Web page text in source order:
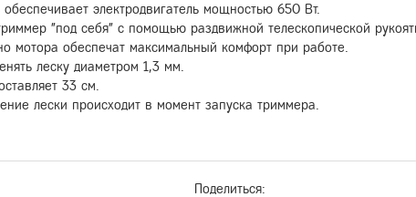
электродвигатель мощностью 650 Вт.
"под себя" с помощью раздвижной телескопической
мотора обеспечат максимальный комфорт при работе.
леску диаметром 1,3 мм.
33 см.
лески происходит в момент запуска триммера.
Поделиться: